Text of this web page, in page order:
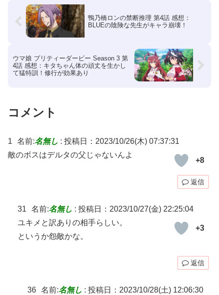
鴨乃橋ロンの禁断推理 第4話 感想：
BLUEの陰険な先生がキャラ崩壊！
ウマ娘 プリティーダービー Season 3 第
4話 感想：キタちゃん体の頑丈を生かし
て猛特訓！修行が効果あり
コメント
1 名前:名無し : 投稿日：2023/10/26(木) 07:37:31
+8
敵のボスはデルタの父じゃないんよ
返信
31 名前:名無し : 投稿日：2023/10/27(金) 22:25:04
+3
ユキメと訳ありの相手らしい。
というか怨敵かな。
返信
36 名前:名無し : 投稿日：2023/10/28(土) 12:06:30